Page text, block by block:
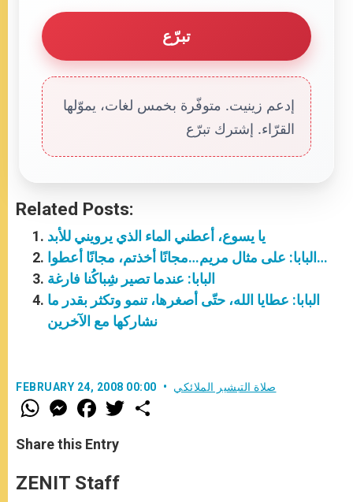
تبرّع
إدعم زينيت. متوفّرة بخمس لغات، يموّلها
القرّاء. إشترك تبرّع
Related Posts:
يا يسوع، أعطني الماء الذي يرويني للأبد
البابا: على مثال مريم…مجانًا أخذتم، مجانًا أعطوا…
البابا: عندما تصير شِباكُنا فارغة
البابا: عطايا الله، حتّى أصغرها، تنمو وتكثر بقدر ما
نشاركها مع الآخرين
FEBRUARY 24, 2008 00:00 صلاة التبشير الملائكي
W
h
t
s
p
p
M
e
s
e
g
e
F
a
e
b
o
k
w
Share this Entry
ZENIT Staff